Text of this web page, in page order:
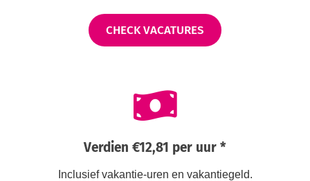
CHECK VACATURES
Verdien €12,81 per uur *
Inclusief vakantie-uren en vakantiegeld.